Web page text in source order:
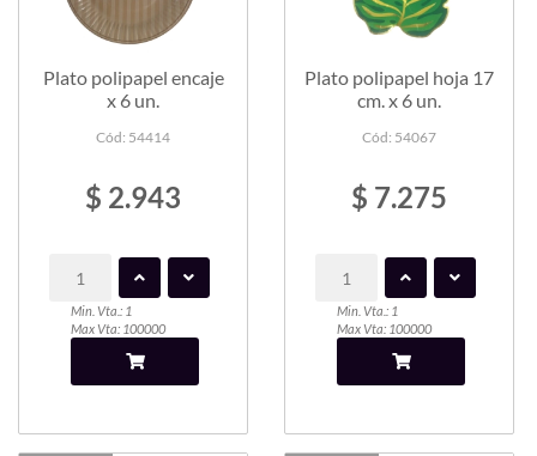
Plato polipapel encaje
x 6 un.
Cód: 54414
$ 2.943
Min. Vta.: 1
Max Vta: 100000
Plato polipapel hoja 17
cm. x 6 un.
Cód: 54067
$ 7.275
Min. Vta.: 1
Max Vta: 100000